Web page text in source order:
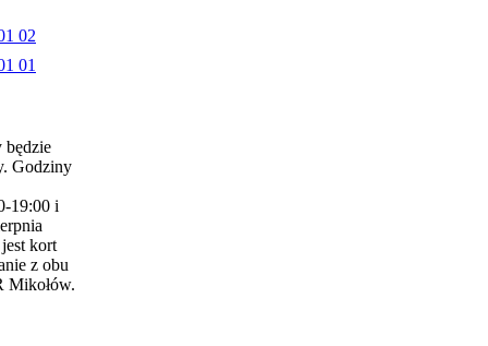
będzie
Godziny
19:00 i
kort
z obu
Mikołów.